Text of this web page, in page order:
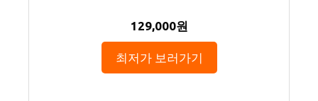
129,000원
최저가 보러가기